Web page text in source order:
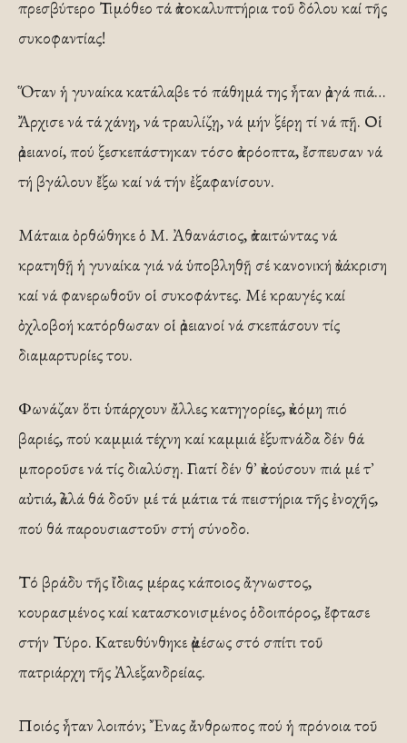
πρεσβύτερο Τιμόθεο τά ἀποκαλυπτήρια τοῦ δόλου καί τῆς
συκοφαντίας!
Ὅταν ἡ γυναίκα κατάλαβε τό πάθημά της ἦταν ἀργά πιά…
Ἄρχισε νά τά χάνῃ, νά τραυλίζῃ, νά μήν ξέρῃ τί νά πῇ. Οἱ
ἀρειανοί, πού ξεσκεπάστηκαν τόσο ἀπρόοπτα, ἔσπευσαν νά
τή βγάλουν ἔξω καί νά τήν ἐξαφανίσουν.
Μάταια ὀρθώθηκε ὁ Μ. Ἀθανάσιος, ἀπαιτώντας νά
κρατηθῇ ἡ γυναίκα γιά νά ὑποβληθῇ σέ κανονική ἀνάκριση
καί νά φανερωθοῦν οἱ συκοφάντες. Μέ κραυγές καί
ὀχλοβοή κατόρθωσαν οἱ ἀρειανοί νά σκεπάσουν τίς
διαμαρτυρίες του.
Φωνάζαν ὅτι ὑπάρχουν ἄλλες κατηγορίες, ἀκόμη πιό
βαριές, πού καμμιά τέχνη καί καμμιά ἐξυπνάδα δέν θά
μποροῦσε νά τίς διαλύσῃ. Γιατί δέν θ᾿ ἀκούσουν πιά μέ τ᾿
αὐτιά, ἀλλά θά δοῦν μέ τά μάτια τά πειστήρια τῆς ἐνοχῆς,
πού θά παρουσιαστοῦν στή σύνοδο.
Τό βράδυ τῆς ἴδιας μέρας κάποιος ἄγνωστος,
κουρασμένος καί κατασκονισμένος ὁδοιπόρος, ἔφτασε
στήν Τύρο. Κατευθύνθηκε ἀμέσως στό σπίτι τοῦ
πατριάρχη τῆς Ἀλεξανδρείας.
Ποιός ἦταν λοιπόν; Ἔνας ἄνθρωπος πού ἡ πρόνοια τοῦ